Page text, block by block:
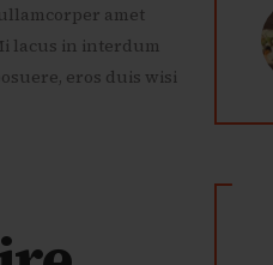
amet
lacus in interdum
eros duis wisi